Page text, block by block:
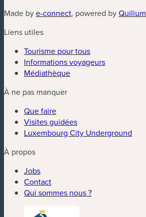
Made bye-connect(nouvelle fenêtre)
, powered byQuilium
Liens utiles
Tourisme pour tous
Informations voyageurs
Médiathèque
À ne pas manquer
Que faire
Visites guidées
Luxembourg City Underground
À propos
Jobs
Contact
Qui sommes nous ?